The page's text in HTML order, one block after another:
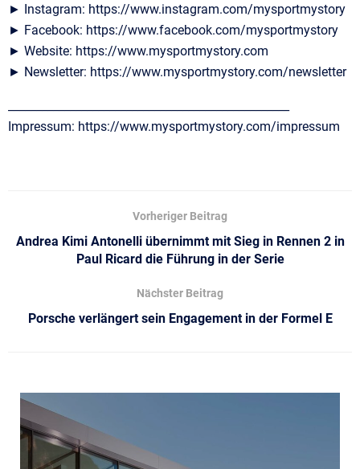
► Instagram: https://www.instagram.com/mysportmystory
► Facebook: https://www.facebook.com/mysportmystory
► Website: https://www.mysportmystory.com
► Newsletter: https://www.mysportmystory.com/newsletter
Impressum: https://www.mysportmystory.com/impressum
Vorheriger Beitrag
Andrea Kimi Antonelli übernimmt mit Sieg in Rennen 2 in
Paul Ricard die Führung in der Serie
Nächster Beitrag
Porsche verlängert sein Engagement in der Formel E